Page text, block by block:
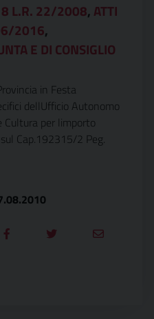
L.R. 22/2008, ATTI
2016,
E DI CONSIGLIO
in Festa 
dellUfficio Autonomo
per limporto
Cap.192315/2 Peg.